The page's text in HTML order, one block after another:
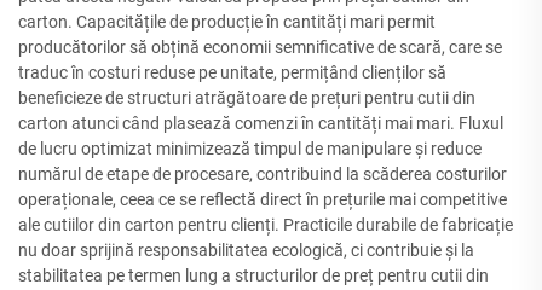
carton. Capacitățile de producție în cantități mari permit
producătorilor să obțină economii semnificative de scară, care se
traduc în costuri reduse pe unitate, permițând clienților să
beneficieze de structuri atrăgătoare de prețuri pentru cutii din
carton atunci când plasează comenzi în cantități mai mari. Fluxul
de lucru optimizat minimizează timpul de manipulare și reduce
numărul de etape de procesare, contribuind la scăderea costurilor
operaționale, ceea ce se reflectă direct în prețurile mai competitive
ale cutiilor din carton pentru clienți. Practicile durabile de fabricație
nu doar sprijină responsabilitatea ecologică, ci contribuie și la
stabilitatea pe termen lung a structurilor de preț pentru cutii din